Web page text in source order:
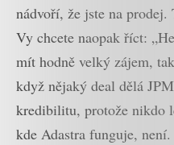
nádvoří, že jste na
Vy chcete naopak říct:
mít hodně velký zájem,
když nějaký deal dělá
kredibilitu, protože nikdo
kde Adastra funguje, není.